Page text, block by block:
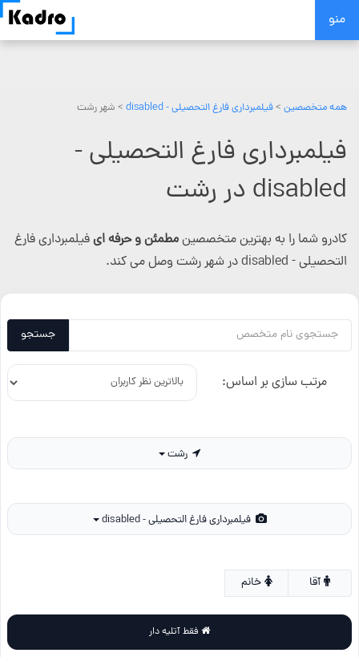
Skip
منو
همه متخصصین >فیلمبرداری فارغ التحصیلی - disabled > شهر رشت
فیلمبرداری فارغ التحصیلی -
disabled در رشت
کادرو شما را به بهترین متخصصینمطمئن و حرفه ایفیلمبرداری فارغ
التحصیلی - disabled در شهر رشت وصل می کند.
جستجو
مرتب سازی بر اساس:
فیلمبرداری فارغ التحصیلی - disabled
خانم